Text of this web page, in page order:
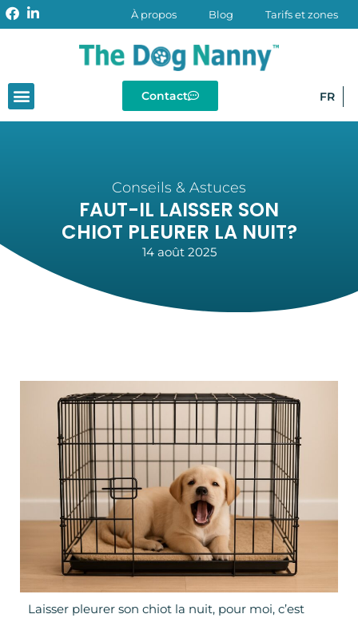
À propos Blog Tarifs et zones
Contact FR
Conseils & Astuces
FAUT-IL LAISSER SON
CHIOT PLEURER LA NUIT?
14 août 2025
Laisser pleurer son chiot la nuit, pour moi, c’est